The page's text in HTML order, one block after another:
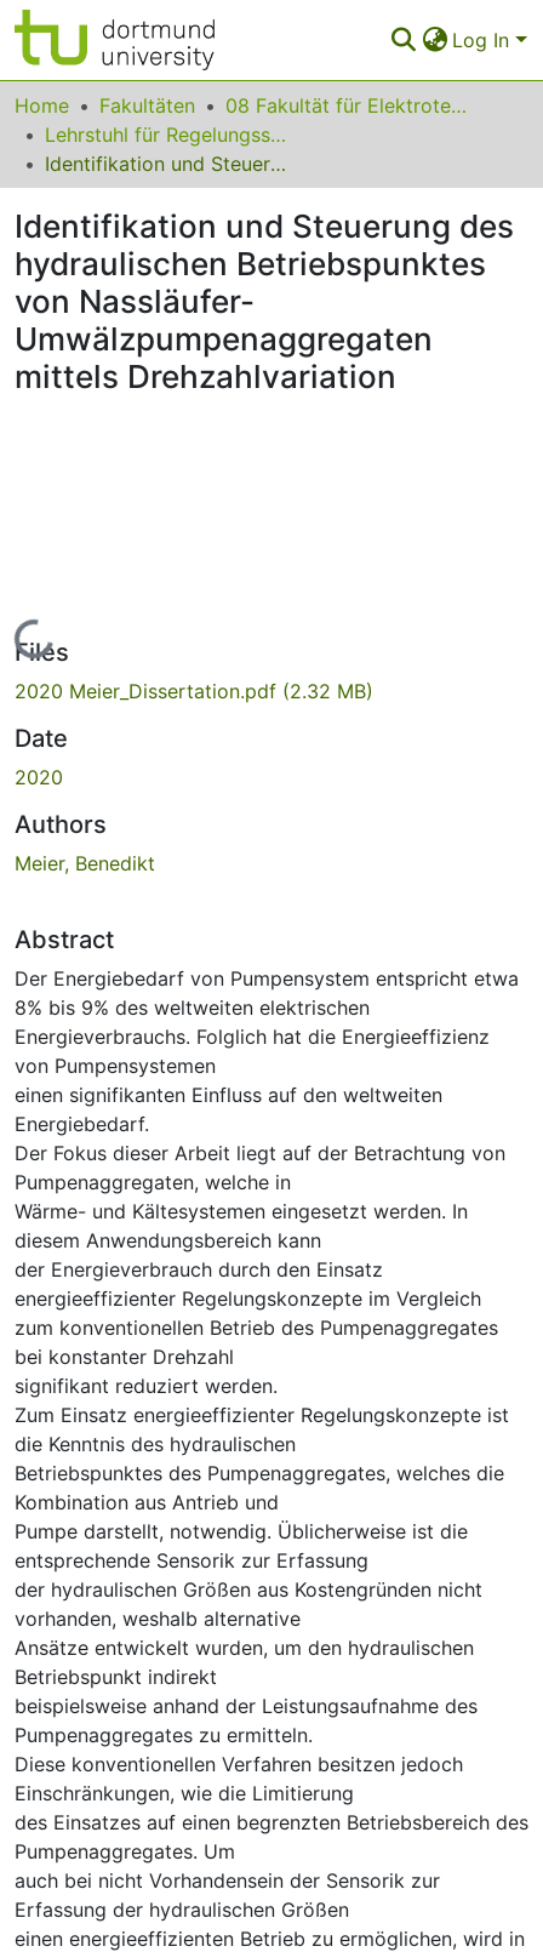
Log In
Communities & Collections
All of Eldorado
FAQ
Policy
Back to the Homepage
Home Fakultäten
08 Fakultät für Elektrotechnik und Informationstechnik
Lehrstuhl für Regelungssystemtechnik
Identifikation und Steuerung des hydraulischen Betriebspunktes von Nassläufer-Umwälzpumpenaggregaten mittels Drehzahlvariation
Identifikation und Steuerung des
hydraulischen Betriebspunktes
von Nassläufer-
Umwälzpumpenaggregaten
mittels Drehzahlvariation
Loading...
Files
2020 Meier_Dissertation.pdf (2.32 MB)
Date
2020
Authors
Meier, Benedikt
Abstract
Der Energiebedarf von Pumpensystem entspricht etwa
8% bis 9% des weltweiten elektrischen
Energieverbrauchs. Folglich hat die Energieeffizienz
von Pumpensystemen
einen signifikanten Einfluss auf den weltweiten
Energiebedarf.
Der Fokus dieser Arbeit liegt auf der Betrachtung von
Pumpenaggregaten, welche in
Wärme- und Kältesystemen eingesetzt werden. In
diesem Anwendungsbereich kann
der Energieverbrauch durch den Einsatz
energieeffizienter Regelungskonzepte im Vergleich
zum konventionellen Betrieb des Pumpenaggregates
bei konstanter Drehzahl
signifikant reduziert werden.
Zum Einsatz energieeffizienter Regelungskonzepte ist
die Kenntnis des hydraulischen
Betriebspunktes des Pumpenaggregates, welches die
Kombination aus Antrieb und
Pumpe darstellt, notwendig. Üblicherweise ist die
entsprechende Sensorik zur Erfassung
der hydraulischen Größen aus Kostengründen nicht
vorhanden, weshalb alternative
Ansätze entwickelt wurden, um den hydraulischen
Betriebspunkt indirekt
beispielsweise anhand der Leistungsaufnahme des
Pumpenaggregates zu ermitteln.
Diese konventionellen Verfahren besitzen jedoch
Einschränkungen, wie die Limitierung
des Einsatzes auf einen begrenzten Betriebsbereich des
Pumpenaggregates. Um
auch bei nicht Vorhandensein der Sensorik zur
Erfassung der hydraulischen Größen
einen energieeffizienten Betrieb zu ermöglichen, wird in